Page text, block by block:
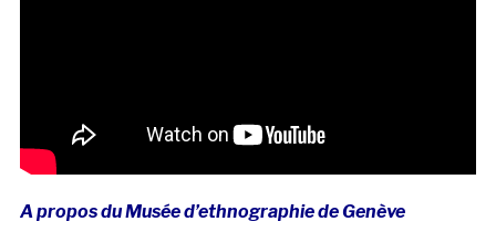
A propos du Musée d’ethnographie de Genève